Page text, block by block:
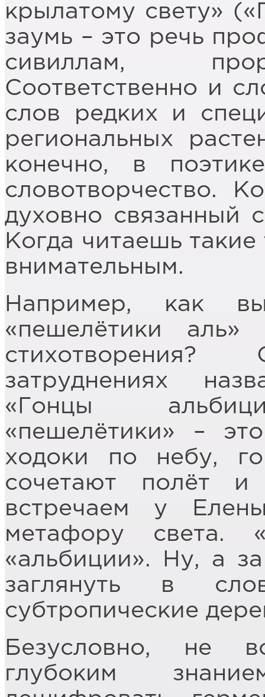
крылатому свету»
заумь – это речь
сивиллам,
Соответственно и
слов редких и
региональных
конечно, в
словотворчество.
духовно
Когда читаешь
внимательным.
Например, как
«пешелётики
затруднениях
«Гонцы
«пешелётики» –
ходоки по небу,
сочетают полёт
встречаем у
метафору света.
«альбиции». Ну, а
заглянуть в
субтропические
Безусловно, не
глубоким